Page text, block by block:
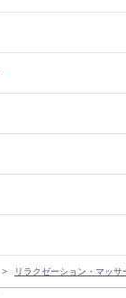
リラクゼーション・マッ